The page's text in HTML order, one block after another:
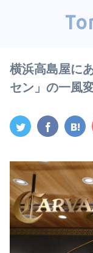
横浜高島屋に
セン」の一風